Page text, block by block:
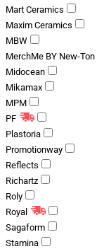
Mart Ceramics
Maxim Ceramics
MBW
MerchMe BY New-Ton
Midocean
Mikamax
MPM
PF
Plastoria
Promotionway
Reflects
Richartz
Roly
Royal
Sagaform
Stamina